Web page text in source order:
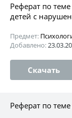
Реферат по
детей с
Предмет:
Добавлено:
Скачать
Реферат по